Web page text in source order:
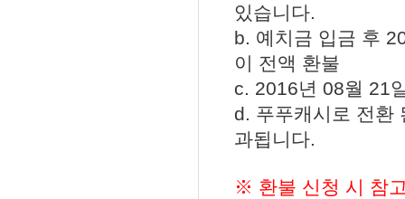
있습니다.
b. 예치금 입금 후
이 전액 환불
c. 2016년 08월 21
d. 푸푸캐시로 전환
과됩니다.
※ 환불 신청 시 참